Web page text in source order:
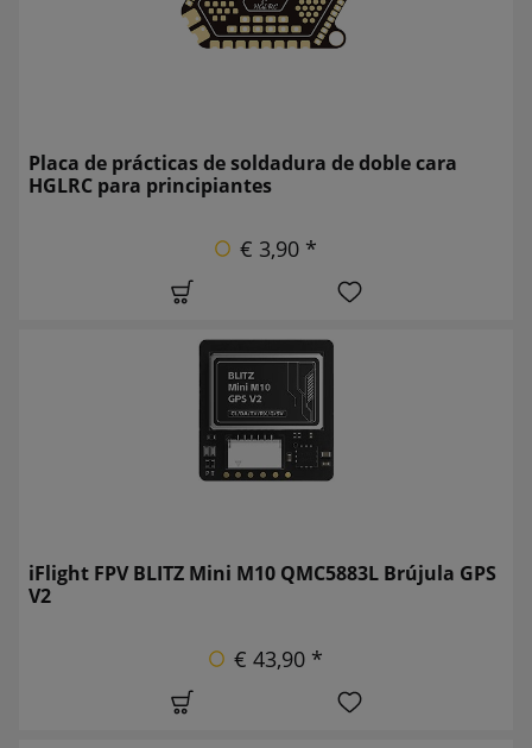
Placa de prácticas de soldadura de doble cara
HGLRC para principiantes
€ 3,90 *
iFlight FPV BLITZ Mini M10 QMC5883L Brújula GPS
V2
€ 43,90 *